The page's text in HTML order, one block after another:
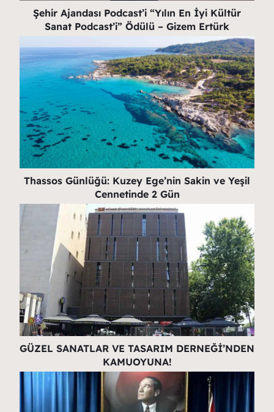
Şehir Ajandası Podcast’i “Yılın En İyi Kültür
Sanat Podcast’i” Ödülü – Gizem Ertürk
Thassos Günlüğü: Kuzey Ege’nin Sakin ve Yeşil
Cennetinde 2 Gün
GÜZEL SANATLAR VE TASARIM DERNEĞİ’NDEN
KAMUOYUNA!